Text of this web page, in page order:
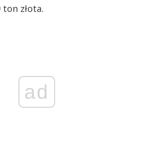
złota.
ad